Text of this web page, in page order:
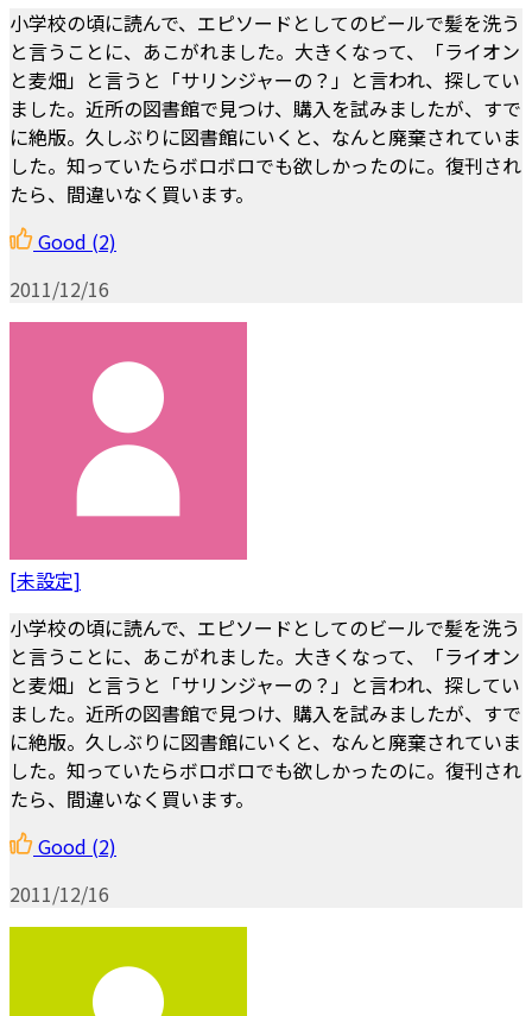
小学校の頃に読んで、エピソードとしてのビールで髪を洗う
と言うことに、あこがれました。大きくなって、「ライオン
と麦畑」と言うと「サリンジャーの？」と言われ、探してい
ました。近所の図書館で見つけ、購入を試みましたが、すで
に絶版。久しぶりに図書館にいくと、なんと廃棄されていま
した。知っていたらボロボロでも欲しかったのに。復刊され
たら、間違いなく買います。
Good (2)
2011/12/16
[未設定]
小学校の頃に読んで、エピソードとしてのビールで髪を洗う
と言うことに、あこがれました。大きくなって、「ライオン
と麦畑」と言うと「サリンジャーの？」と言われ、探してい
ました。近所の図書館で見つけ、購入を試みましたが、すで
に絶版。久しぶりに図書館にいくと、なんと廃棄されていま
した。知っていたらボロボロでも欲しかったのに。復刊され
たら、間違いなく買います。
Good (2)
2011/12/16